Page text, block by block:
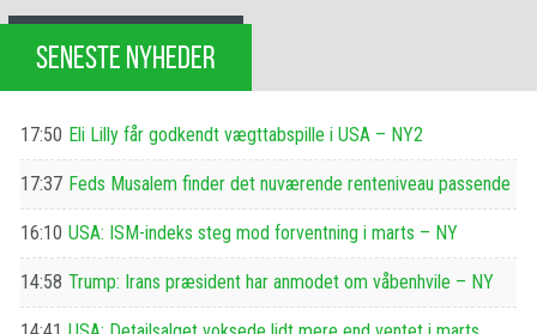
SENESTE NYHEDER
17:50 Eli Lilly får godkendt vægttabspille i USA – NY2
17:37 Feds Musalem finder det nuværende renteniveau passende
16:10 USA: ISM-indeks steg mod forventning i marts – NY
14:58 Trump: Irans præsident har anmodet om våbenhvile – NY